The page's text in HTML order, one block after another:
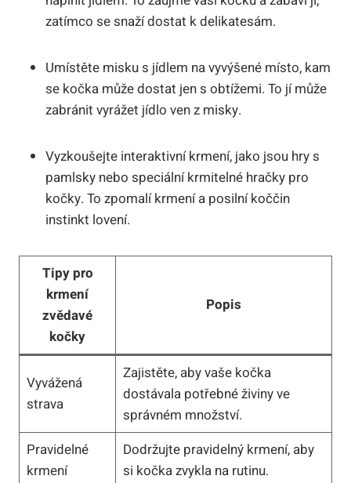
zatímco se snaží dostat k delikatesám.
Umístěte misku s jídlem na vyvýšené místo, kam
se kočka může dostat jen s obtížemi. To jí může
zabránit vyrážet jídlo ven z misky.
Vyzkoušejte interaktivní krmení, jako jsou hry s
pamlsky nebo speciální krmitelné hračky pro
kočky. To zpomalí krmení a posilní koččin
instinkt lovení.
Tipy pro
krmení
zvědavé
kočky
Popis
Vyvážená
strava
Zajistěte, aby vaše kočka
dostávala potřebné živiny ve
správném množství.
Pravidelné
krmení
Dodržujte pravidelný krmení, aby
si kočka zvykla na rutinu.